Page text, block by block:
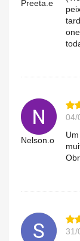
Preeta.e
Nelson.o
04/
31/